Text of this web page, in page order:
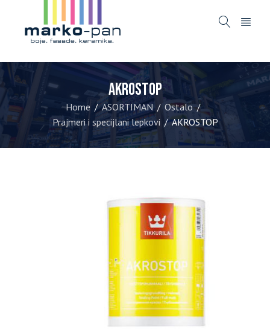
AKROSTOP
Home / ASORTIMAN / Ostalo /
Prajmeri i specijlani lepkovi / AKROSTOP